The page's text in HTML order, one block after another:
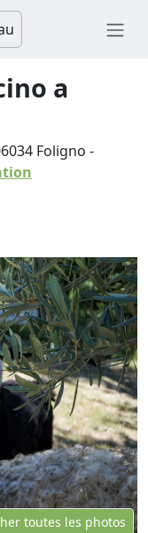
a
Foligno -
toutes les photos